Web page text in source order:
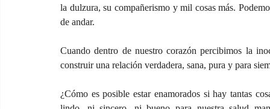
la dulzura, su compañerismo y mil cosas más.
de andar.
Cuando dentro de nuestro corazón percibimos la
construir una relación verdadera, sana, pura y para
¿Cómo es posible estar enamorados si hay tantas